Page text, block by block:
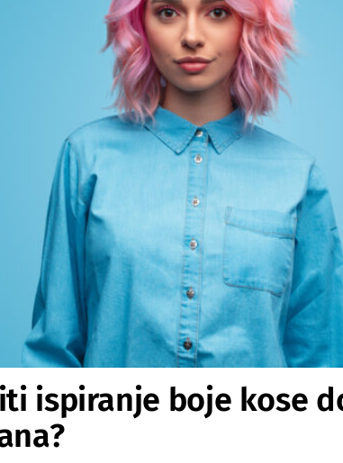
ispiranje boje kose